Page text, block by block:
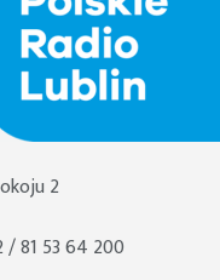
2
/ 81 53 64 200